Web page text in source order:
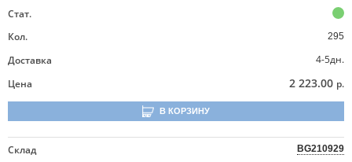
Стат.
Кол.
295
Доставка
4-5дн.
Цена
2 223.00 р.
В КОРЗИНУ
Склад BG210929